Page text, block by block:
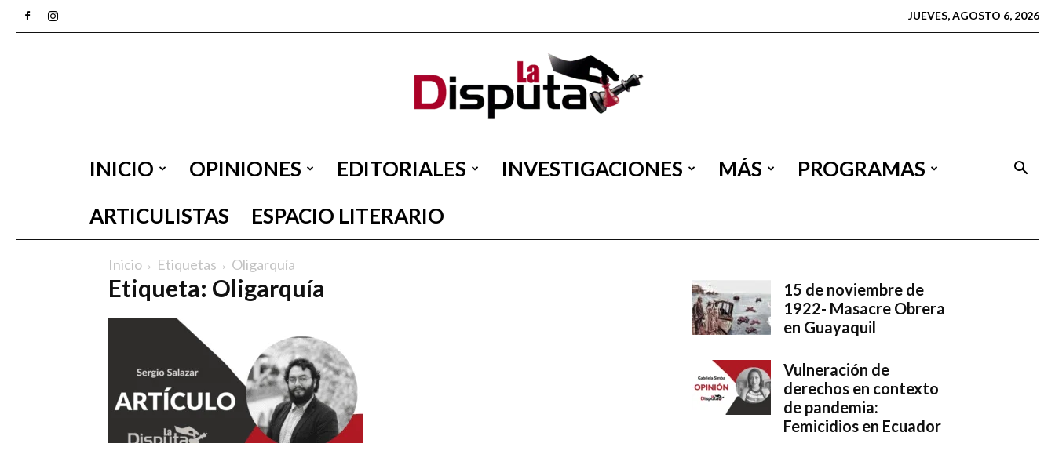
JUEVES, AGOSTO 6, 2026
INICIO OPINIONES EDITORIALES INVESTIGACIONES MÁS
PROGRAMAS
ARTICULISTAS
ESPACIO LITERARIO
Inicio Etiquetas Oligarquía
Etiqueta: Oligarquía
15 de noviembre de
1922- Masacre Obrera
en Guayaquil
Vulneración de
derechos en contexto
de pandemia:
Femicidios en Ecuador